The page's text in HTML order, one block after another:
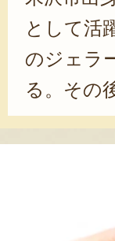
として活
のジェラ
る。その
オープン
ラートマ
れまし